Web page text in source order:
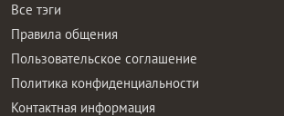
Все тэги
Правила общения
Пользовательское соглашение
Политика конфиденциальности
Контактная информация